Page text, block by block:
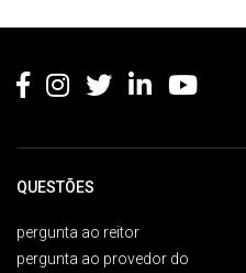
QUESTÕES
pergunta ao reitor
pergunta ao provedor do